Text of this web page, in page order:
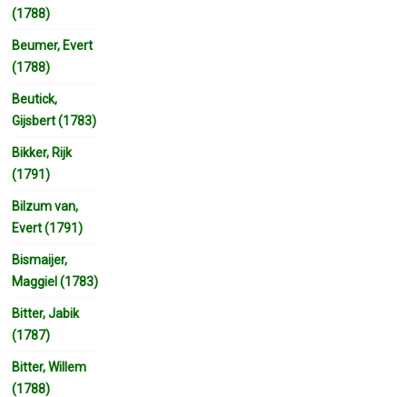
(1788)
Beumer, Evert
(1788)
Beutick,
Gijsbert (1783)
Bikker, Rijk
(1791)
Bilzum van,
Evert (1791)
Bismaijer,
Maggiel (1783)
Bitter, Jabik
(1787)
Bitter, Willem
(1788)